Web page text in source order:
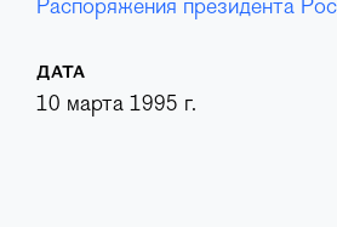
Распоряжения президента
ДАТА
10 марта 1995 г.